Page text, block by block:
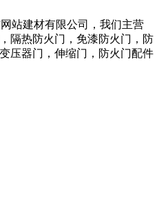
站建材有限公司，我们主营
隔热防火门，免漆防火门，防
压器门，伸缩门，防火门配件